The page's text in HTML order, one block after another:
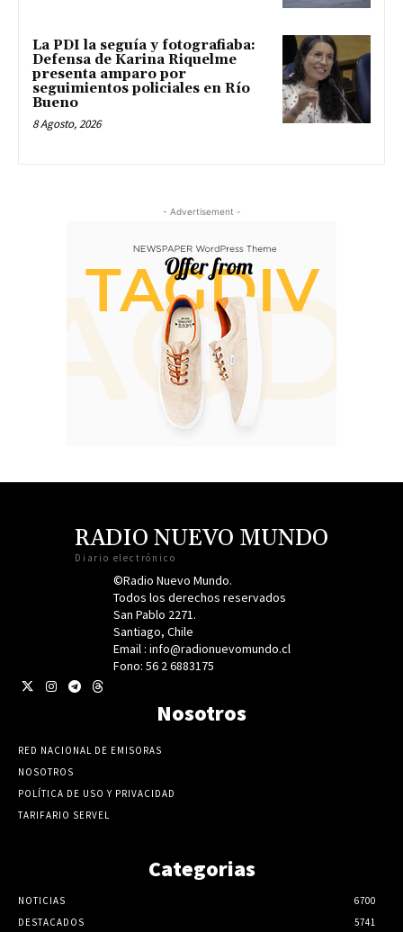
La PDI la seguía y fotografiaba:
Defensa de Karina Riquelme
presenta amparo por
seguimientos policiales en Río
Bueno
8 Agosto, 2026
- Advertisement -
RADIO NUEVO MUNDO
Diario electrónico
©Radio Nuevo Mundo.
Todos los derechos reservados
San Pablo 2271.
Santiago, Chile
Email : info@radionuevomundo.cl
Fono: 56 2 6883175
Nosotros
RED NACIONAL DE EMISORAS
NOSOTROS
POLÍTICA DE USO Y PRIVACIDAD
TARIFARIO SERVEL
Categorias
NOTICIAS
6700
DESTACADOS
5741